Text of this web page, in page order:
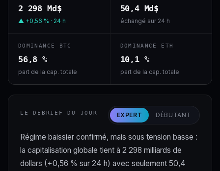
2 298 Md$
▲ +0,56 % · 24 h
50,4 Md$
échangé sur 24 h
DOMINANCE BTC
56,8 %
part de la cap. totale
DOMINANCE ETH
10,1 %
part de la cap. totale
LE DÉBRIEF DU JOUR EXPERT DÉBUTANT
Régime baissier confirmé, mais sous tension basse :
la capitalisation globale tient à 2 298 milliards de
dollars (+0,56 % sur 24 h) avec seulement 50,4